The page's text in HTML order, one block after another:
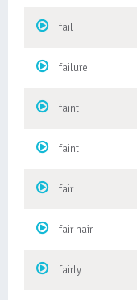
fail
failure
faint
faint
fair
fair hair
fairly